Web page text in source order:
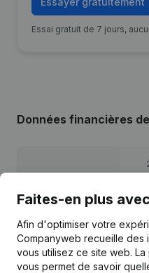
Essai gratuit de 7 jours,
Données financières
Bénéfices/pertes €
Capitaux propres €
Marge brute €
Faites-en plus
Afin d'optimiser votre
Companyweb recueille des
vous utilisez ce site web. La
vous permet de savoir